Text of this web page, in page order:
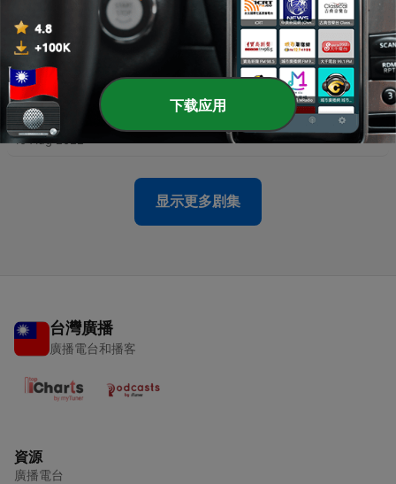
EP.17 如何善用時間滾出金錢？
18 Aug 2022
10 Aug 2022
16 - EP.16 如何挑選好基金？
10 Aug 2022
显示更多剧集
台灣廣播
廣播電台和播客
資源
廣播電台
下载应用